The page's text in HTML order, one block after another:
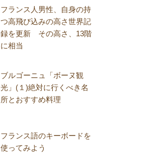
フランス人男性、自身の持
つ高飛び込みの高さ世界記
録を更新 その高さ、13階
に相当
ブルゴーニュ「ボーヌ観
光」(１)絶対に行くべき名
所とおすすめ料理
フランス語のキーボードを
使ってみよう